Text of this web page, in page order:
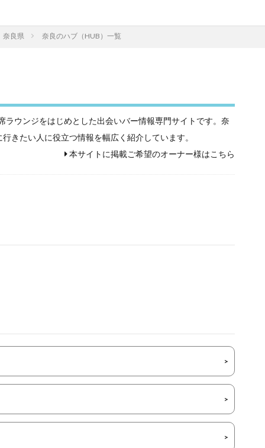
奈良県 奈良のハブ（HUB）一覧
ウンジをはじめとした出会いバー情報専門サイトです。奈
きたい人に役立つ情報を幅広く紹介しています。
本サイトに掲載ご希望のオーナー様はこちら